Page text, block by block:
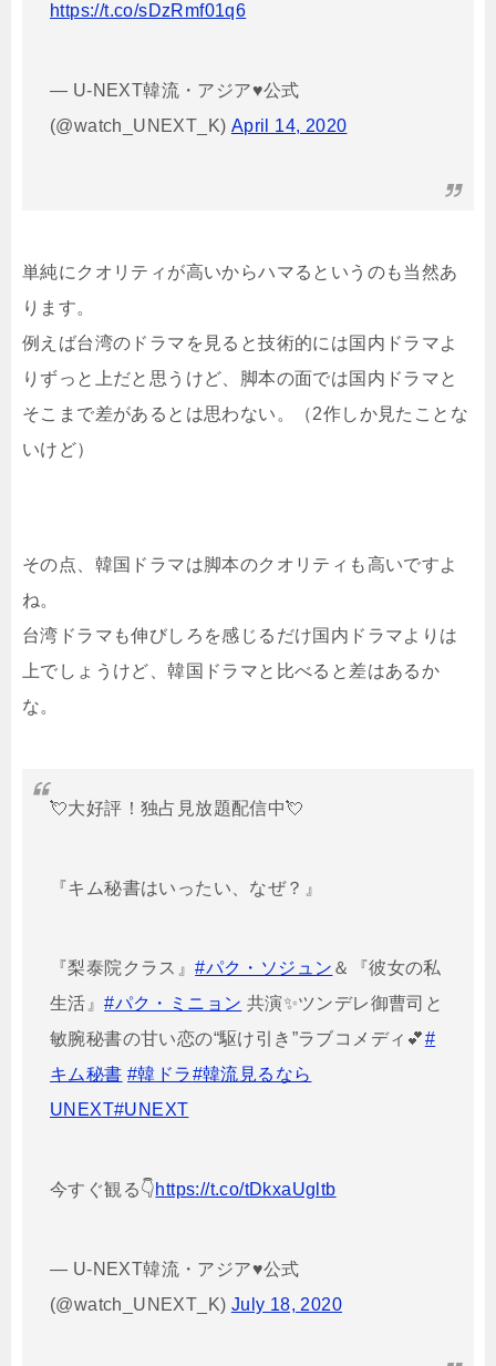
https://t.co/sDzRmf01q6
— U-NEXT韓流・アジア♥公式
(@watch_UNEXT_K) April 14, 2020
単純にクオリティが高いからハマるというのも当然あ
ります。
例えば台湾のドラマを見ると技術的には国内ドラマよ
りずっと上だと思うけど、脚本の面では国内ドラマと
そこまで差があるとは思わない。（2作しか見たことな
いけど）
その点、韓国ドラマは脚本のクオリティも高いですよ
ね。
台湾ドラマも伸びしろを感じるだけ国内ドラマよりは
上でしょうけど、韓国ドラマと比べると差はあるか
な。
💘大好評！独占見放題配信中💘
『キム秘書はいったい、なぜ？』
『梨泰院クラス』#パク・ソジュン ＆『彼女の私
生活』#パク・ミニョン 共演✨ツンデレ御曹司と
敏腕秘書の甘い恋の“駆け引き”ラブコメディ💕#
キム秘書 #韓ドラ#韓流見るなら
UNEXT#UNEXT
今すぐ観る👇https://t.co/tDkxaUgltb
— U-NEXT韓流・アジア♥公式
(@watch_UNEXT_K) July 18, 2020